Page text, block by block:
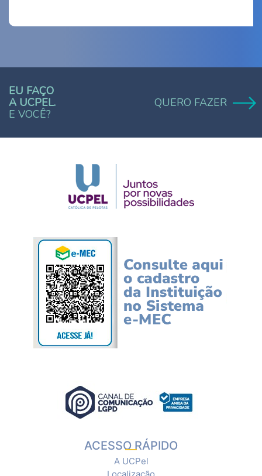
EU FAÇO
A UCPEL.
E VOCÊ?
QUERO FAZER
ACESSO RÁPIDO
A UCPel